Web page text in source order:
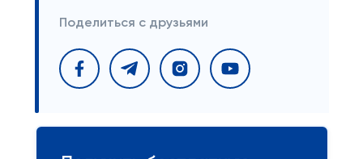
Поделиться с друзьями